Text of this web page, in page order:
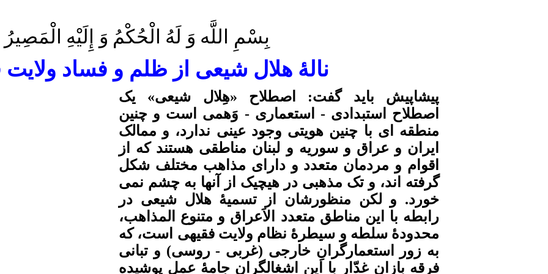
بِسْمِ اللَّه وَ لَهُ الْحُكْمُ وَ إِلَيْهِ الْمَصِيرُ
نالۀ هلال شیعی از ظلم و فساد ولایت
پیشاپیش باید گفت: اصطلاح «هِلال شیعی» یک
اصطلاح استبدادی - استعماری - وَهمی است و چنین
منطقه ای با چنین هویتی وجود عینی ندارد، و ممالک
ایران و عراق و سوریه و لبنان مناطقی هستند که از
اقوام و مردمان متعدد و دارای مذاهب مختلف شکل
گرفته
اند، و تک مذهبی در هیچیک از آنها به چشم نمی
خورد. و لکن منظورشان از تسمیۀ هلال شیعی در
رابطه با این مناطق متعدد
الاَعراق و متنوع المذاهب،
محدودۀ سلطه و سیطرۀ نظام ولایتفقیهی است، که
به زور استعمارگرانِ خارجی (غربی - روسی) و تبانی
فرقه بازانِ غدّار با این اشغالگران جامۀ عمل پوشیده